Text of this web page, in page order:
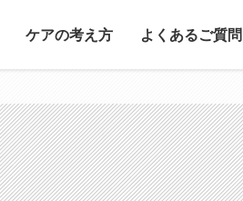
ケアの考え方 よくあるご質問